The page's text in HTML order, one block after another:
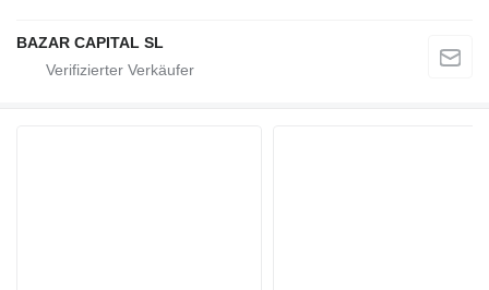
BAZAR CAPITAL SL